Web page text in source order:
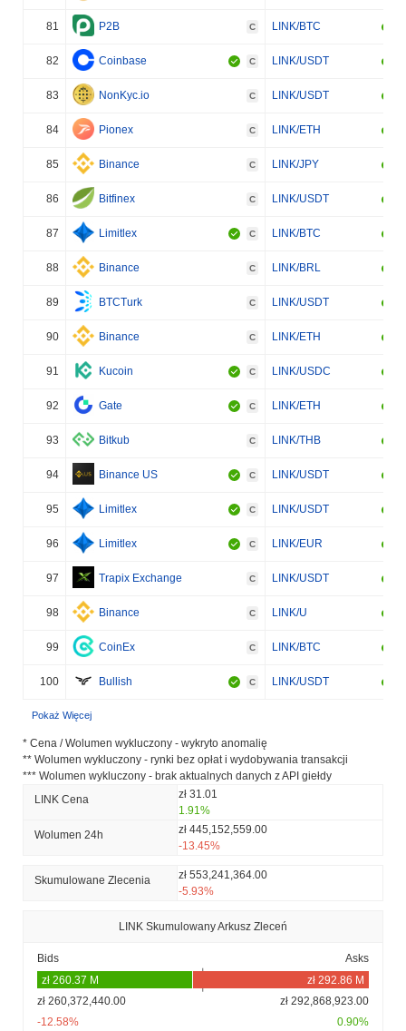
81 P2B C LINK/BTC
82 Coinbase C LINK/USDT
83 NonKyc.io C LINK/USDT
84 Pionex C LINK/ETH
85 Binance C LINK/JPY
86 Bitfinex C LINK/USDT
87 Limitlex C LINK/BTC
88 Binance C LINK/BRL
89 BTCTurk C LINK/USDT
90 Binance C LINK/ETH
91 Kucoin C LINK/USDC
92 Gate C LINK/ETH
93 Bitkub C LINK/THB
94 Binance US C LINK/USDT
95 Limitlex C LINK/USDT
96 Limitlex C LINK/EUR
97 Trapix Exchange C LINK/USDT
98 Binance C LINK/U
99 CoinEx C LINK/BTC
100 Bullish C LINK/USDT
Pokaż Więcej
* Cena / Wolumen wykluczony - wykryto anomalię
** Wolumen wykluczony - rynki bez opłat i wydobywania transakcji
*** Wolumen wykluczony - brak aktualnych danych z API giełdy
LINK Cena
zł 31.01
1.91%
Wolumen 24h
zł 445,152,559.00
-13.45%
Skumulowane Zlecenia
zł 553,241,364.00
-5.93%
LINK Skumulowany Arkusz Zleceń
Bids Asks
zł 260,372,440.00
zł 292,868,923.00
-12.58%
0.90%